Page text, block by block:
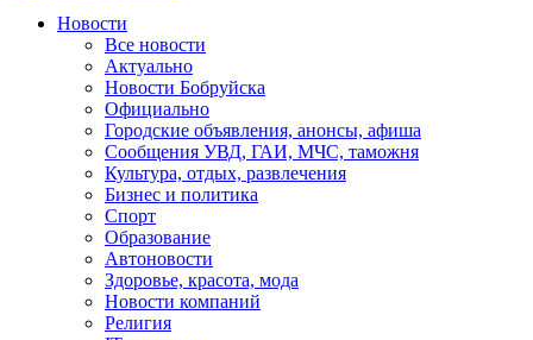
Новости
Все новости
Актуально
Новости Бобруйска
Официально
Городские объявления, анонсы, афиша
Сообщения УВД, ГАИ, МЧС, таможня
Культура, отдых, развлечения
Бизнес и политика
Спорт
Образование
Автоновости
Здоровье, красота, мода
Новости компаний
Религия